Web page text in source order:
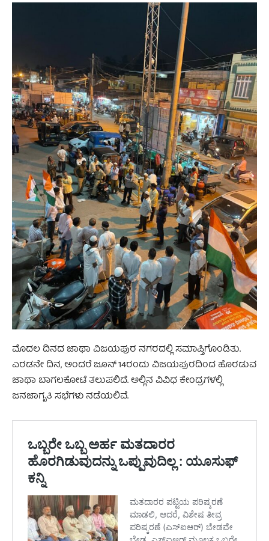
ಮೊದಲ ದಿನದ ಜಾಥಾ ವಿಜಯಪುರ ನಗರದಲ್ಲಿ ಸಮಾಪ್ತಿಗೊಂಡಿತು.
ಎರಡನೇ ದಿನ, ಅಂದರೆ ಜೂನ್ 14ರಂದು ವಿಜಯಪುರದಿಂದ ಹೊರಡುವ
ಜಾಥಾ ಬಾಗಲಕೋಟೆ ತಲುಪಲಿದೆ. ಅಲ್ಲಿನ ವಿವಿಧ ಕೇಂದ್ರಗಳಲ್ಲಿ
ಜನಜಾಗೃತಿ ಸಭೆಗಳು ನಡೆಯಲಿವೆ.